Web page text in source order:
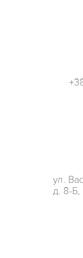
ул.
д. 8-